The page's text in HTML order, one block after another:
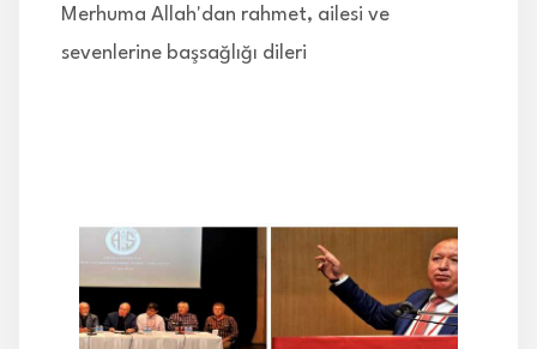
Merhuma Allah'dan rahmet, ailesi ve
sevenlerine başsağlığı dileri